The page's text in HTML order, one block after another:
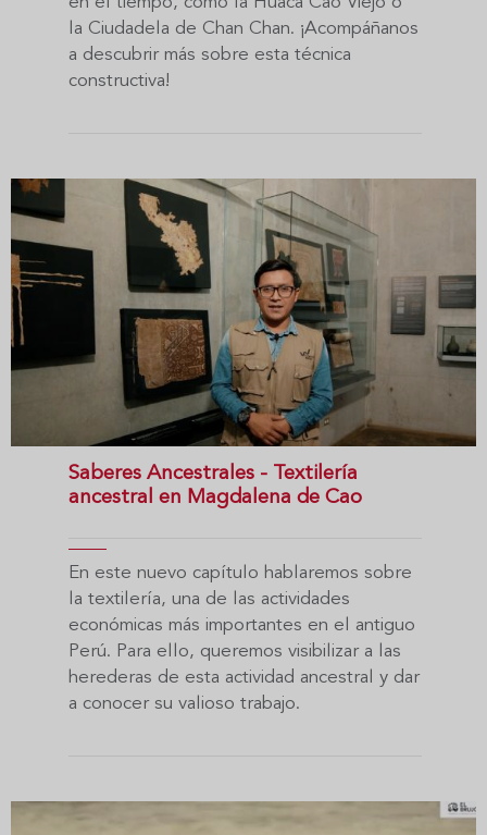
la Ciudadela de Chan Chan. ¡Acompáñanos
a descubrir más sobre esta técnica
constructiva!
Saberes Ancestrales - Textilería
ancestral en Magdalena de Cao
En este nuevo capítulo hablaremos sobre
la textilería, una de las actividades
económicas más importantes en el antiguo
Perú. Para ello, queremos visibilizar a las
herederas de esta actividad ancestral y dar
a conocer su valioso trabajo.